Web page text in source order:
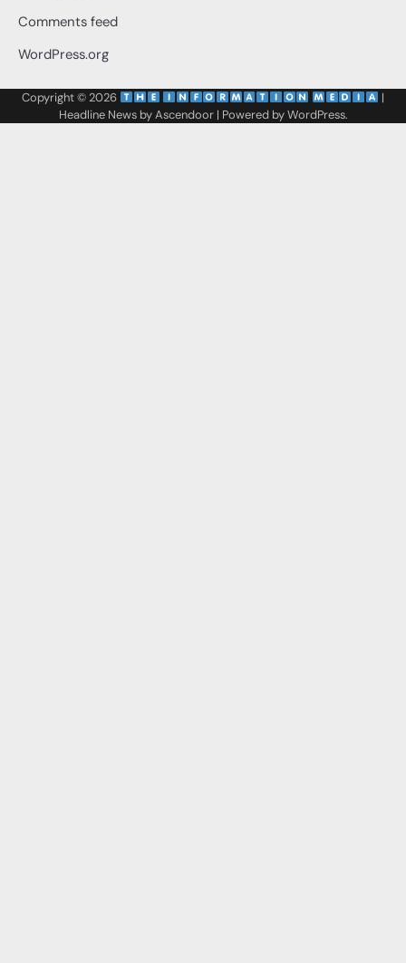
Comments feed
WordPress.org
Copyright © 2026
|
Headline News byAscendoor| Powered byWordPress.